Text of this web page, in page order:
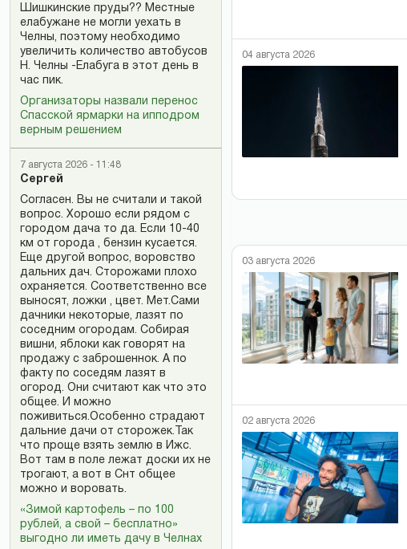
Шишкинские пруды?? Местные
елабужане не могли уехать в
Челны, поэтому необходимо
увеличить количество автобусов
Н. Челны -Елабуга в этот день в
час пик.
Организаторы назвали перенос
Спасской ярмарки на ипподром
верным решением
7 августа 2026 - 11:48
Сергей
Согласен. Вы не считали и такой
вопрос. Хорошо если рядом с
городом дача то да. Если 10-40
км от города , бензин кусается.
Еще другой вопрос, воровство
дальних дач. Сторожами плохо
охраняется. Соответственно все
выносят, ложки , цвет. Мет.Сами
дачники некоторые, лазят по
соседним огородам. Собирая
вишни, яблоки как говорят на
продажу с заброшеннок. А по
факту по соседям лазят в
огород. Они считают как что это
общее. И можно
поживиться.Особенно страдают
дальние дачи от сторожек.Так
что проще взять землю в Ижс.
Вот там в поле лежат доски их не
трогают, а вот в Снт общее
можно и воровать.
«Зимой картофель – по 100
рублей, а свой – бесплатно»
выгодно ли иметь дачу в Челнах
04 августа 2026
03 августа 2026
02 августа 2026